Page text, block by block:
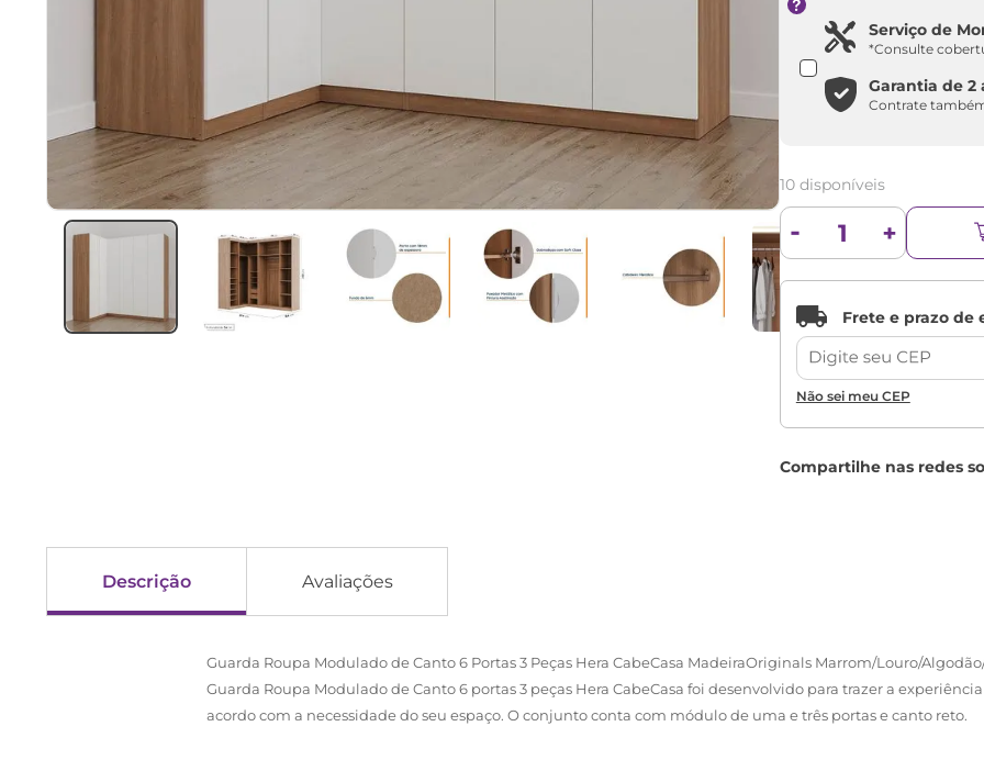
Serviço de
*Consulte
Garantia de 2
Contrate
10 disponíveis
Não sei meu CEP
Descrição Avaliações
Guarda Roupa Modulado de Canto 6 Portas 3 Peças Hera CabeCasa MadeiraOriginals Marrom/Louro/
Guarda Roupa Modulado de Canto 6 portas 3 peças Hera CabeCasa foi desenvolvido para trazer a
acordo com a necessidade do seu espaço. O conjunto conta com módulo de uma e três portas e canto reto.